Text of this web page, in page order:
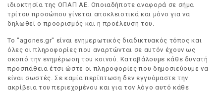
ιδιοκτησία της ΟΠΑΠ ΑΕ. Οποιαδήποτε αναφορά σε σήμα
τρίτου προσώπου γίνεται αποκλειστικά και μόνο για να
δηλωθεί ο προορισμός και η προέλευση του.
Το "agones.gr" είναι ενημερωτικός διαδικτυακός τόπος και
όλες οι πληροφορίες που αναρτώνται σε αυτόν έχουν ως
σκοπό την ενημέρωση του κοινού. Καταβάλουμε κάθε δυνατή
προσπάθεια έτσι ώστε οι πληροφορίες που δημοσιεύουμε να
είναι σωστές. Σε καμία περίπτωση δεν εγγυόμαστε την
ακρίβεια του περιεχομένου και για τον λόγο αυτό κάθε